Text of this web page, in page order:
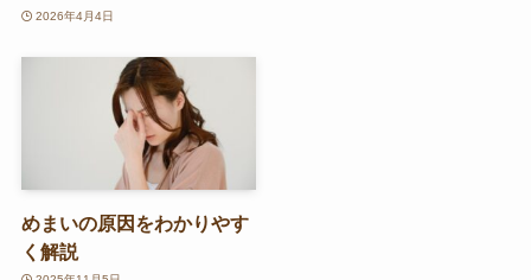
2026年4月4日
めまいの原因をわかりやす
く解説